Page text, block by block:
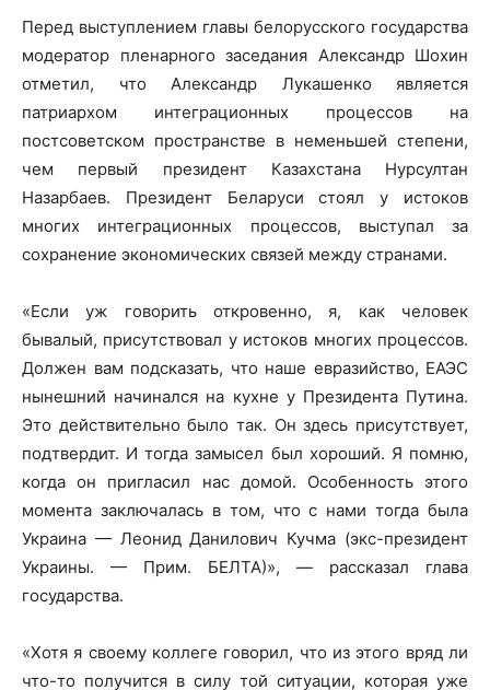
Перед выступлением главы белорусского государства
модератор пленарного заседания Александр Шохин
отметил, что Александр Лукашенко является
патриархом интеграционных процессов на
постсоветском пространстве в неменьшей степени,
чем первый президент Казахстана Нурсултан
Назарбаев. Президент Беларуси стоял у истоков
многих интеграционных процессов, выступал за
сохранение экономических связей между странами.
«Если уж говорить откровенно, я, как человек
бывалый, присутствовал у истоков многих процессов.
Должен вам подсказать, что наше евразийство, ЕАЭС
нынешний начинался на кухне у Президента Путина.
Это действительно было так. Он здесь присутствует,
подтвердит. И тогда замысел был хороший. Я помню,
когда он пригласил нас домой. Особенность этого
момента заключалась в том, что с нами тогда была
Украина — Леонид Данилович Кучма (экс-президент
Украины. — Прим. БЕЛТА)», — рассказал глава
государства.
«Хотя я своему коллеге говорил, что из этого вряд ли
что-то получится в силу той ситуации, которая уже